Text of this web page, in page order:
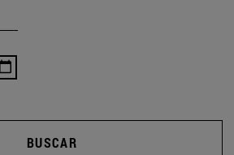
BUSCAR